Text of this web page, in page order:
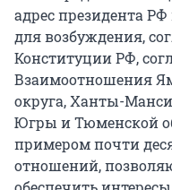
адрес президента
для возбуждения,
Конституции РФ,
Взаимоотношения
округа, Ханты-
Югры и Тюменской
примером почти
отношений,